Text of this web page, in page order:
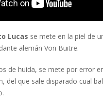
Lucas se mete en la piel de
alemán Von Buitre.
de huida, se mete por error
del que sale disparado cual